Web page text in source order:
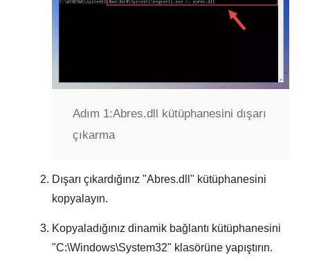
Adım 1:Abres.dll kütüphanesini dışarı
çıkarma
Dışarı çıkardığınız "Abres.dll " kütüphanesini
kopyalayın.
Kopyaladığınız dinamik bağlantı kütüphanesini
"C:\Windows\System32" klasörüne yapıştırın.